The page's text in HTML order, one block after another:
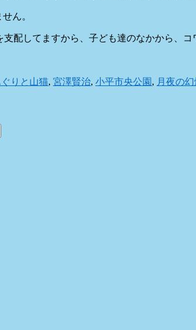
ん。
配してますから、子ども達のなかから、コ
ぐりと山猫, 宮澤賢治, 小平市央公園 , 月夜の